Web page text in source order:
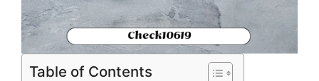
Table of Contents